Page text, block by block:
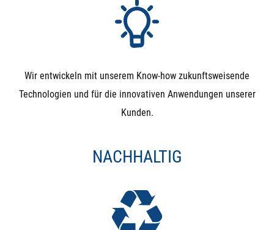
Wir entwickeln mit unserem Know-how zukunftsweisende
Technologien und für die innovativen Anwendungen unserer
Kunden.
NACHHALTIG